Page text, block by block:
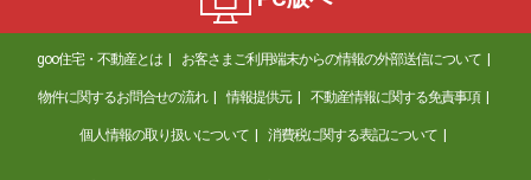
goo住宅・不動産とは お客さまご利用端末からの情報の外部送信について
物件に関するお問合せの流れ 情報提供元 不動産情報に関する免責事項
個人情報の取り扱いについて 消費税に関する表記について